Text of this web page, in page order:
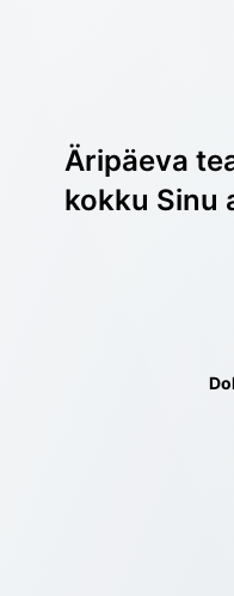
Äripäeva
kokku Sinu